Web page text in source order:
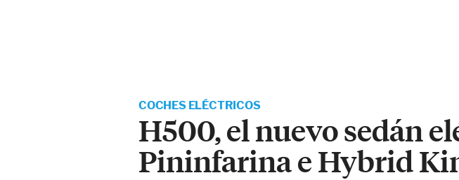
COCHES ELÉCTRICOS
H500, el nuevo sedán
Pininfarina e Hybrid